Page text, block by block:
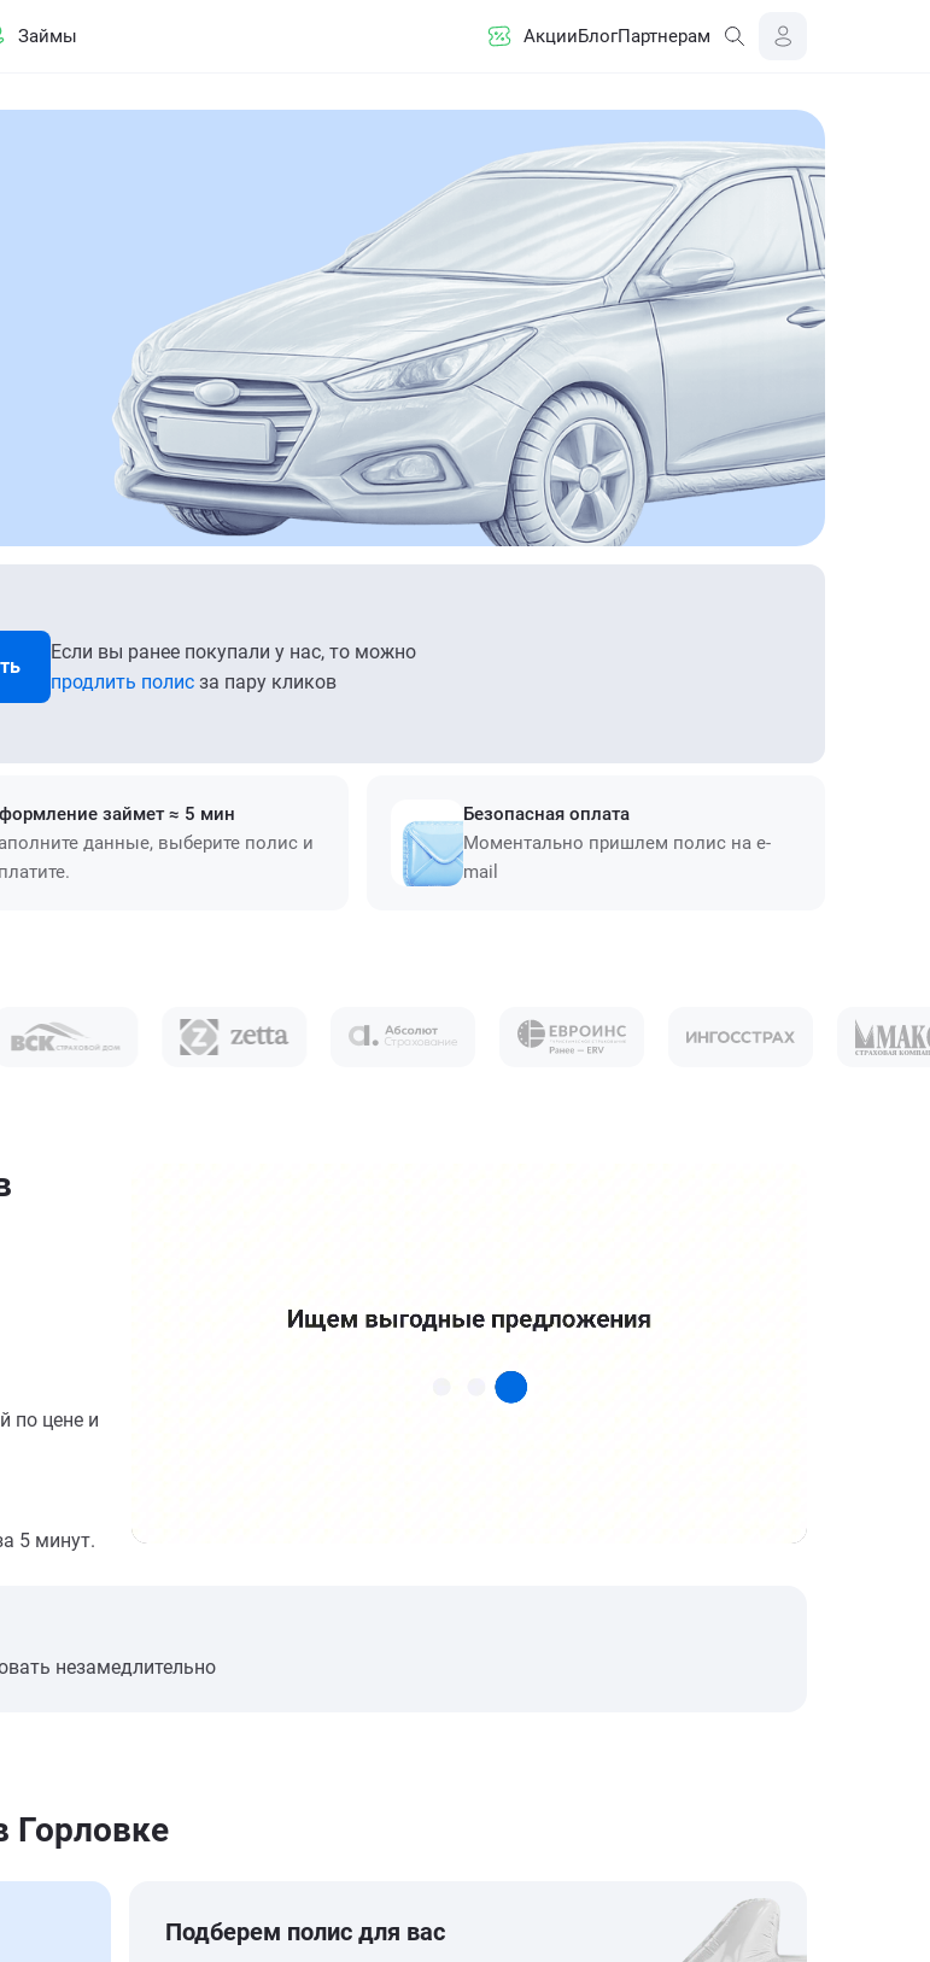
Займы АкцииБлогПартнерам
Если вы ранее покупали у нас, то можно
продлить полис за пару кликов
займет ≈ 5 мин
данные, выберите полис и
Безопасная оплата
Моментально пришлем полис на e-
mail
по цене и
5 минут.
незамедлительно
Горловке
Подберем полис для вас